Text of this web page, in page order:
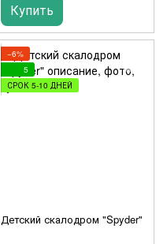
Купить
−6%
5
СРОК 5-10 ДНЕЙ
Детский скалодром "Spyder"